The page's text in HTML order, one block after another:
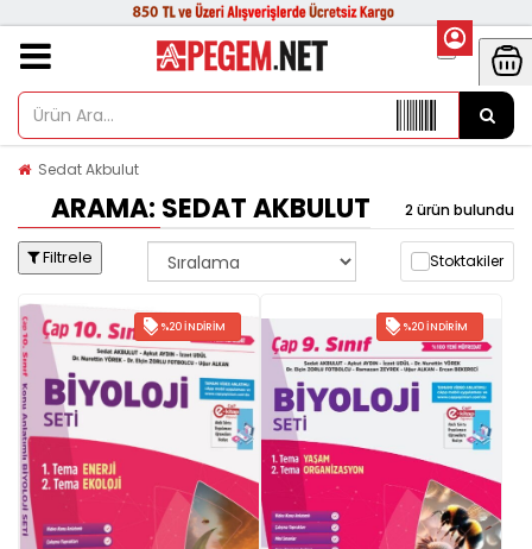
Sedat Akbulut
ARAMA: SEDAT AKBULUT 2 ürün bulundu
Filtrele Stoktakiler
%20 İNDIRIM %20 İNDIRIM